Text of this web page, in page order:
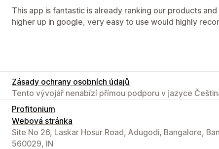
This app is fantastic is already ranking our products
higher up in google, very easy to use would highly
Zásady ochrany osobních údajů
Tento vývojář nenabízí přímou podporu v jazyce
Profitonium
Webová stránka
Site No 26, Laskar Hosur Road, Adugodi, Bangalore,
560029, IN